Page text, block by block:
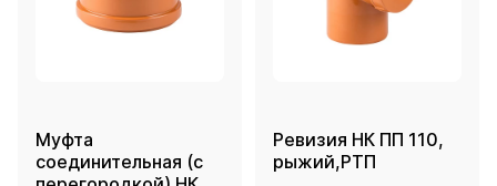
Муфта
соединительная (с
Ревизия НК ПП 110,
рыжий,РТП